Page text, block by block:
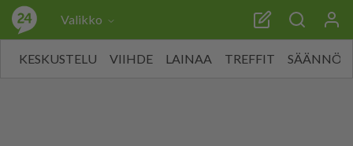
Valikko
KESKUSTELU VIIHDE LAINAA TREFFIT SÄÄNNÖT